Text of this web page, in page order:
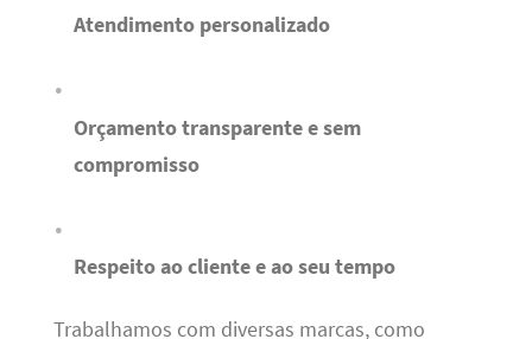
Atendimento personalizado
Orçamento transparente e sem
compromisso
Respeito ao cliente e ao seu tempo
Trabalhamos com diversas marcas, como